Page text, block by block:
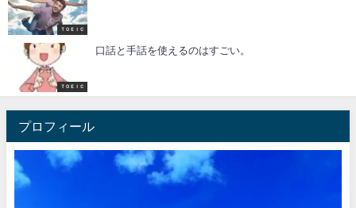
ＴＯＥＩＣ
ＴＯＥＩＣ
口話と手話を使えるのはすごい。
プロフィール